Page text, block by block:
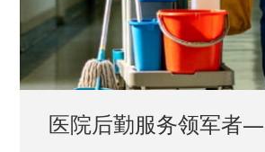
中国兵器工业集团——